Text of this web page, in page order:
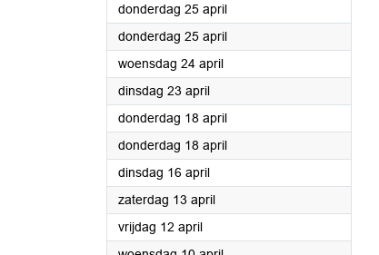
donderdag 25 april2024
donderdag 25 april2024
woensdag 24 april2024
dinsdag 23 april2024
donderdag 18 april2024
donderdag 18 april2024
dinsdag 16 april2024
zaterdag 13 april2024
vrijdag 12 april2024